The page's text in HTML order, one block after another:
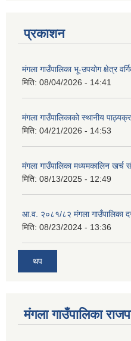
प्रकाशन
मंगला गाउँपालिका भू-उपयोग क्षेत्र
मिति: 08/04/2026 - 14:41
मंगला गाउँपालिकाको स्थानीय
मिति: 04/21/2026 - 14:53
मंगला गाउँपालिका मध्यमकालिन
मिति: 08/13/2025 - 12:49
आ.व. २०८१/८२ मंगला गाउँपालिका
मिति: 08/23/2024 - 13:36
थप
मंगला गाउँपालिका